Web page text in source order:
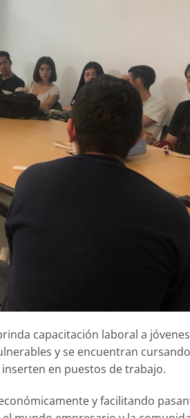
capacitación laboral a
y se encuentran
en puestos de trabajo.
y facilitando